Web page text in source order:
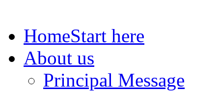
HomeStart here
About us
Principal Message